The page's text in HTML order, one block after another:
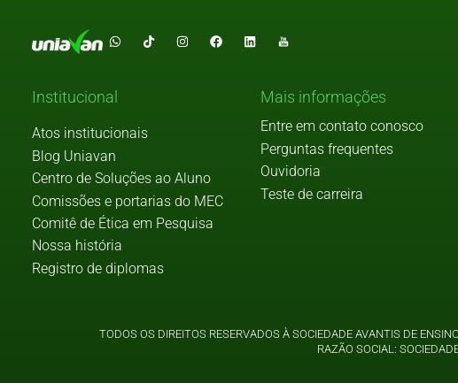
Institucional
Atos institucionais
Blog Uniavan
Centro de Soluções ao Aluno
Comissões e portarias do MEC
Comitê de Ética em Pesquisa
Nossa história
Registro de diplomas
Mais informações
Entre em contato conosco
Perguntas frequentes
Ouvidoria
Teste de carreira
TODOS OS DIREITOS RESERVADOS À SOCIEDADE AVANTIS DE
RAZÃO SOCIAL: